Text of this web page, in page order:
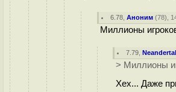
6.78 ,Аноним (78),
Миллионы
7.79 ,
> Миллионы
Хех... Даже